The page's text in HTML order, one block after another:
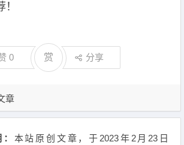
0 赏 分享
章
本站原创文章，于2023年2月23日